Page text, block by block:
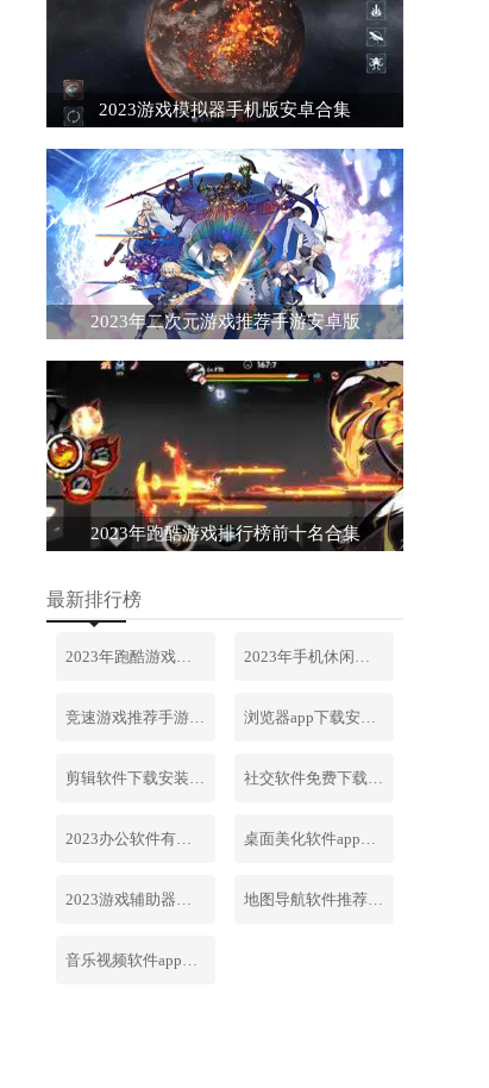
2023游戏模拟器手机版安卓合集
2023年二次元游戏推荐手游安卓版
2023年跑酷游戏排行榜前十名合集
最新排行榜
2023年跑酷游戏排行榜前十名合集 2023年手机休闲游戏排行榜前十名
竞速游戏推荐手游排行榜最新2023 浏览器app下载安装免费官网
剪辑软件下载安装免费手机版 社交软件免费下载安装大全最新
2023办公软件有哪些合集软件 桌面美化软件app下载安卓版
2023游戏辅助器软件大全免费 地图导航软件推荐下载安装手机版
音乐视频软件app下载安装免费